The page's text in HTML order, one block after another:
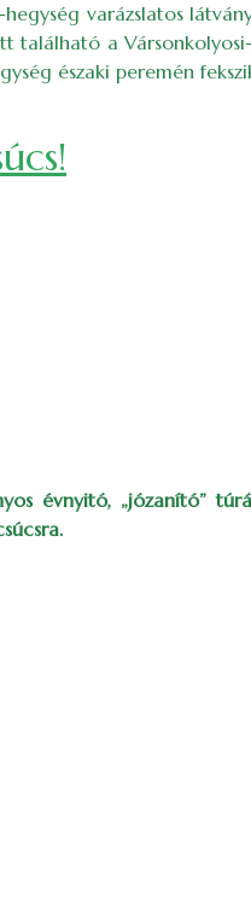
varázslatos
található a
északi peremén
évnyitó, „józanító”